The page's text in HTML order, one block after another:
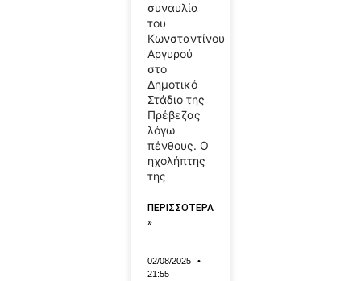
συναυλία
του
Κωνσταντίνου
Αργυρού
στο
Δημοτικό
Στάδιο της
Πρέβεζας
λόγω
πένθους. Ο
ηχολήπτης
της
ΠΕΡΙΣΣΟΤΕΡΑ
»
02/08/2025
21:55